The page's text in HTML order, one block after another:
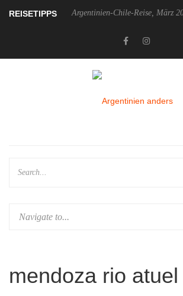
REISETIPPS
2025 Argentinien-Chile-Reise, März 2025
mendoza rio atuel